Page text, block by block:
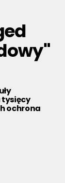
tysięcy
ochrona